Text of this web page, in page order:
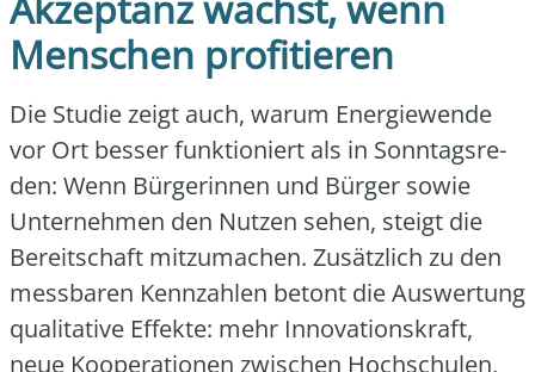
Menschen profitieren
Die Stu­die zeigt auch, war­um Ener­gie­wen­de
vor Ort bes­ser funk­tio­niert als in Sonn­tags­re­
den: Wenn Bür­ge­rin­nen und Bür­ger sowie
Unter­neh­men den Nut­zen sehen, steigt die
Bereit­schaft mit­zu­ma­chen. Zusätz­lich zu den
mess­ba­ren Kenn­zah­len betont die Aus­wer­tung
qua­li­ta­ti­ve Effek­te: mehr Inno­va­ti­ons­kraft,
neue Koope­ra­tio­nen zwi­schen Hoch­schu­len,